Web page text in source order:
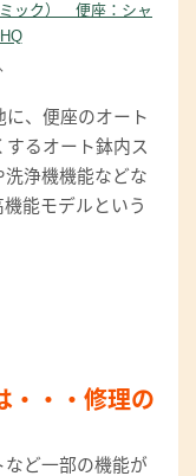
ック） 便座：シャ
に、便座のオート
るオート鉢内ス
洗浄機機能などな
能モデルという
・・・修理の
ど一部の機能が